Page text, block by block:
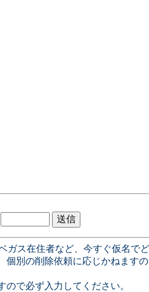
ス在住者など、今すぐ仮名で
別の削除依頼に応じかねます
で必ず入力してください。